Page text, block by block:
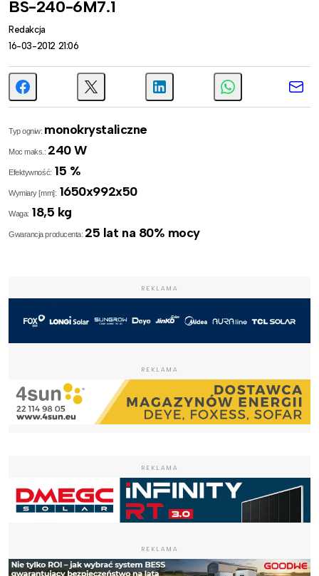
BS-240-6M7.1
Redakcja
16-03-2012 21:06
Typ ogniw: monokrystaliczne
Moc maks.: 240 W
Efektywność: 15 %
Wymiary [mm]: 1650x992x50
Waga: 18,5 kg
Gwarancja producenta: 25 lat na 80% mocy
REKLAMA
REKLAMA
REKLAMA
REKLAMA